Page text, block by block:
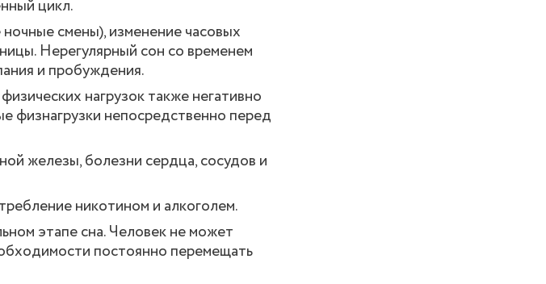
цикл.
смены), изменение часовых
Нерегулярный сон со временем
и пробуждения.
нагрузок также негативно
физнагрузки непосредственно перед
железы, болезни сердца, сосудов и
никотином и алкоголем.
этапе сна. Человек не может
постоянно перемещать